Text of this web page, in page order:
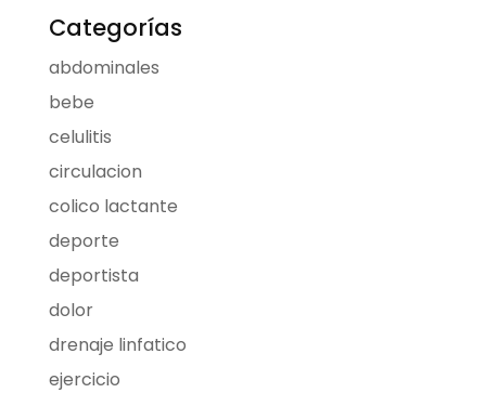
Categorías
abdominales
bebe
celulitis
circulacion
colico lactante
deporte
deportista
dolor
drenaje linfatico
ejercicio